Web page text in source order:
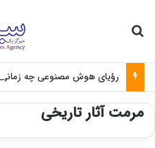
رؤیای هوش مصنوعی چه زمانی
مرمت آثار تاریخی